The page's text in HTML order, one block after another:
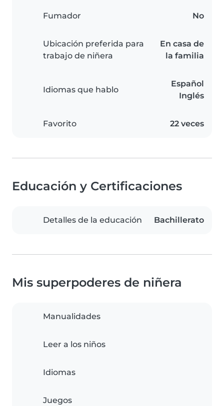
Fumador No
Ubicación preferida para
trabajo de niñera
En casa de
la familia
Idiomas que hablo
Español
Inglés
Favorito 22 veces
Educación y Certificaciones
Detalles de la educación Bachillerato
Mis superpoderes de niñera
Manualidades
Leer a los niños
Idiomas
Juegos